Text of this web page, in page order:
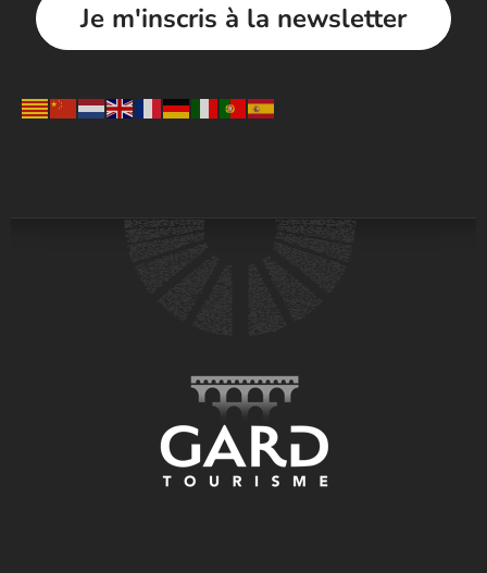
Je m'inscris à la newsletter